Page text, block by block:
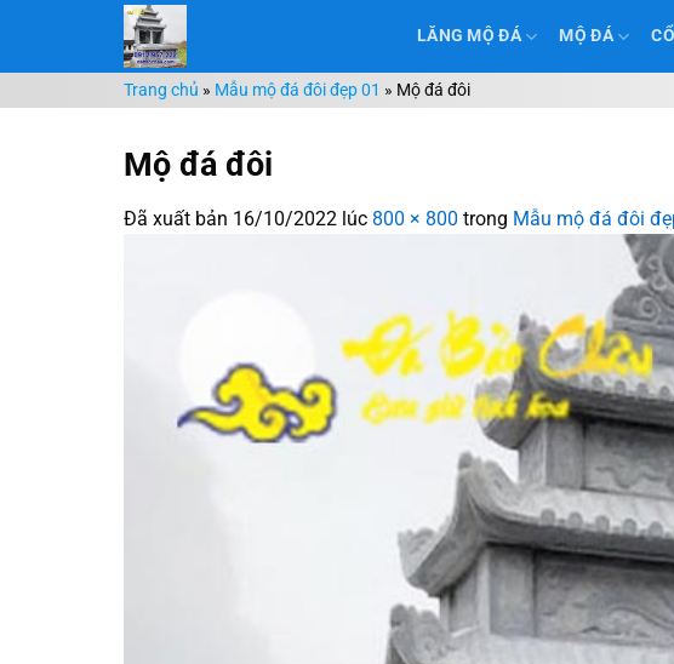
nội
dung
LĂNG MỘ ĐÁ MỘ ĐÁ
Trang chủ » Mẫu mộ đá đôi đẹp 01 » Mộ đá đôi
Mộ đá đôi
Đã xuất bản 16/10/2022 lúc 800 × 800 trong Mẫu mộ đá đôi